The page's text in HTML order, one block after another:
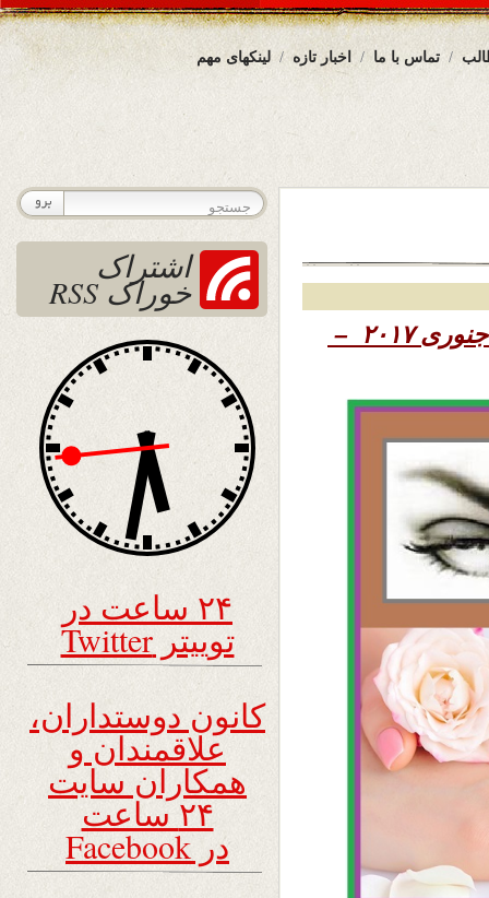
لینکهای مهم اخبار تازه تماس با ما
۱۳۹۵ – هفتم جنوری ۲۰۱۷ –
اشتراک
خوراک RSS
۲۴ ساعت در
توییتر Twitter
کانون دوستداران،
علاقمندان و
همکاران سایت
۲۴ ساعت
در Facebook